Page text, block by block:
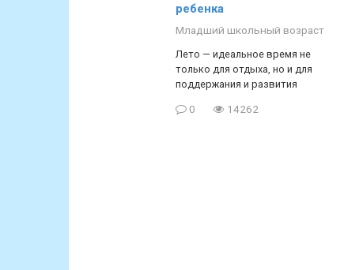
ребенка
Младший школьный возраст
Лето — идеальное время не
только для отдыха, но и для
поддержания и развития
0 14262